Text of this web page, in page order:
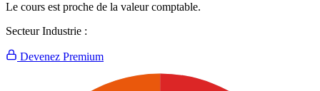
Le cours est proche de la valeur comptable.
Secteur Industrie :
Devenez Premium